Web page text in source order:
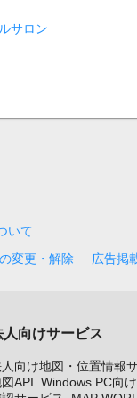
サロン
いて
変更・解除 広告掲
人向けサービス
向け地図・位置情報
API Windows PC向